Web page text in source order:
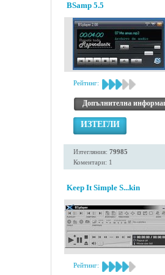
BSamp 5.5
Рейтинг:
Допълнителна
ИЗТЕГЛИ
Изтегляния: 79985
Коментари: 1
Keep It Simple S...kin
Рейтинг: